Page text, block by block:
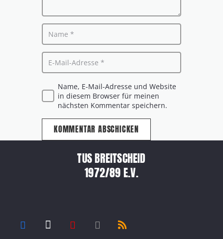
Name, E-Mail-Adresse und Website
in diesem Browser für meinen
nächsten Kommentar speichern.
KOMMENTAR ABSCHICKEN
TUS BREITSCHEID
1972/89 E.V.